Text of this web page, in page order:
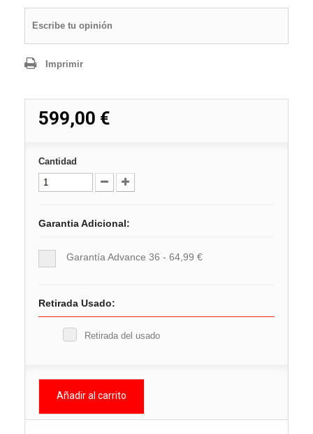
Escribe tu opinión
Imprimir
599,00 €
Cantidad
Garantia Adicional:
Garantía Advance 36 - 64,99 €
Retirada Usado:
Retirada del usado
Añadir al carrito